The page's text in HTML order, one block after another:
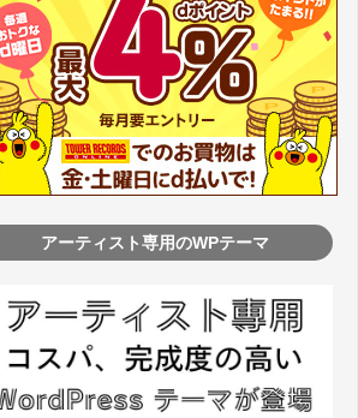
アーティスト専用のWPテーマ